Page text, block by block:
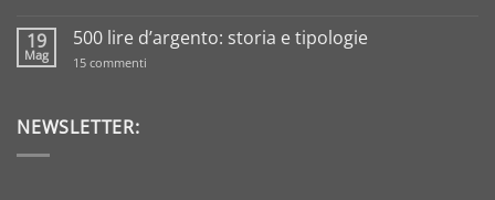
su
per
oro?
Scegli
19
Mag
500 lire d’argento: storia e tipologie
15 commenti
NEWSLETTER: